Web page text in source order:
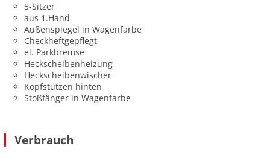
5-Sitzer
aus 1.Hand
Außenspiegel in Wagenfarbe
Checkheftgepflegt
el. Parkbremse
Heckscheibenheizung
Heckscheibenwischer
Kopfstützen hinten
Stoßfänger in Wagenfarbe
Verbrauch